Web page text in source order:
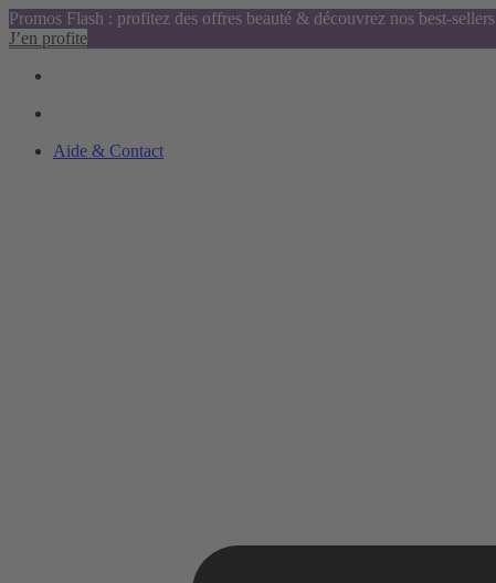
Promos Flash : profitez des offres beauté & découvrez nos best-sellers
J’en profite
Aide & Contact